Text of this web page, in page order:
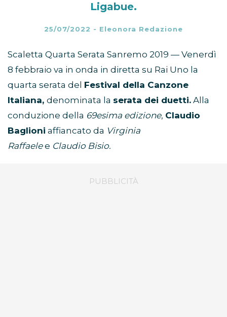
Ligabue.
25/07/2022 - Eleonora Redazione
Scaletta Quarta Serata Sanremo 2019 — Venerdì
8 febbraio va in onda in diretta su Rai Uno la
quarta serata del Festival della Canzone
Italiana, denominata la serata dei duetti. Alla
conduzione della 69esima edizione, Claudio
Baglioni affiancato da Virginia
Raffaelee Claudio Bisio.